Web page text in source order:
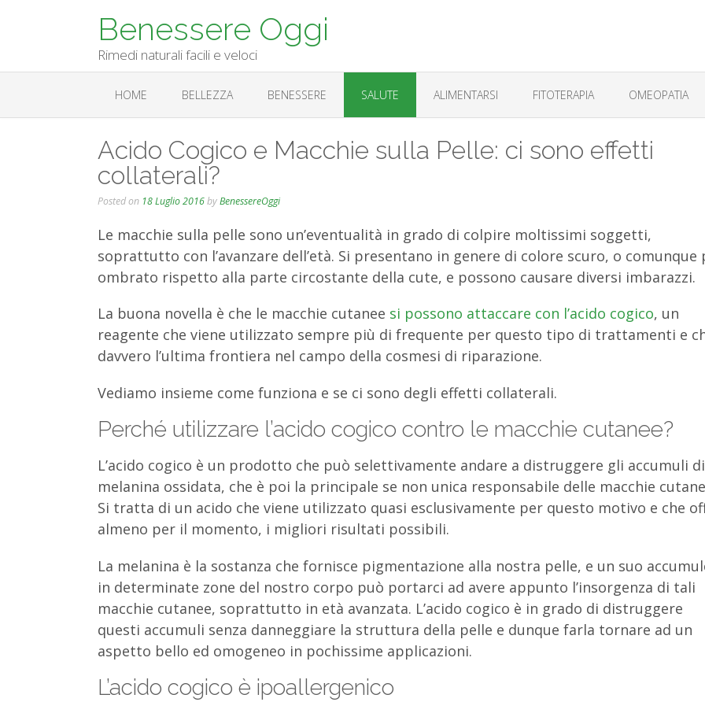
Benessere Oggi
Rimedi naturali facili e veloci
HOME BELLEZZA BENESSERE SALUTE ALIMENTARSI FITOTERAPIA OMEOPATIA
Acido Cogico e Macchie sulla Pelle: ci sono effetti
collaterali?
Posted on 18 Luglio 2016byBenessereOggi
Le macchie sulla pelle sono un’eventualità in grado di colpire moltissimi soggetti,
soprattutto con l’avanzare dell’età. Si presentano in genere di colore scuro, o comunque
ombrato rispetto alla parte circostante della cute, e possono causare diversi imbarazzi.
La buona novella è che le macchie cutanee si possono attaccare con l’acido cogico, un
reagente che viene utilizzato sempre più di frequente per questo tipo di trattamenti e
davvero l’ultima frontiera nel campo della cosmesi di riparazione.
Vediamo insieme come funziona e se ci sono degli effetti collaterali.
Perché utilizzare l’acido cogico contro le macchie cutanee?
L’acido cogico è un prodotto che può selettivamente andare a distruggere gli accumuli di
melanina ossidata, che è poi la principale se non unica responsabile delle macchie
Si tratta di un acido che viene utilizzato quasi esclusivamente per questo motivo e che
almeno per il momento, i migliori risultati possibili.
La melanina è la sostanza che fornisce pigmentazione alla nostra pelle, e un suo
in determinate zone del nostro corpo può portarci ad avere appunto l’insorgenza di tali
macchie cutanee, soprattutto in età avanzata. L’acido cogico è in grado di distruggere
questi accumuli senza danneggiare la struttura della pelle e dunque farla tornare ad un
aspetto bello ed omogeneo in pochissime applicazioni.
L’acido cogico è ipoallergenico